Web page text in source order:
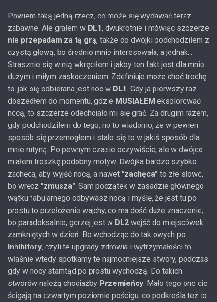
Powiem taką jedną rzecz, co może się wydawać teraz
zabawne. Ale grałem w DL1, dwukrotnie i mówiąc szczerze
nie przepadam za tą grą, także do dwójki podchodziłem z
czystą głową, bo średnio mnie interesowała, a jednak...
Strasznie się w nią wkręciłem i jakby ten fakt jest dla mnie
dużym i miłym zaskoczeniem. Zdefiniuje może choć trochę
to, jak się odbierana jest noc w DL1. Gdy ja pierwszy raz
doszedłem do momentu, gdzie MUSIAŁEM eksplorować
nocą, to szczerze odechciało mi się grać. Za drugim razem,
gdy podchodziłem do tego, no to wiadomo, że w pewien
sposób się przemogłem i stało się to w jakiś sposób dla
mnie rutyną. Po pewnym czasie oczywiście, ale w dwójce
miałem troszkę podobny motyw. Dwójka bardzo szybko
zachęca, aby wyjść nocą, a nawet "zachęca" to złe słowo,
bo wręcz "zmusza". Sam początek w zasadzie głównego
wątku fabularnego odbywasz nocą i myślę, że jest tu po
prostu to przełożenie wajchy, co ma dość duże znaczenie,
bo paradoksalnie, gorzej jest w DL2 wejść do miejscówek
zamkniętych w dzień. Bo wchodząc do tak owych po
Inhibitory, czyli te upgrady zdrowia i wytrzymałości to
właśnie wtedy spotkamy te najmocniejsze stwory, podczas
gdy w nocy stamtąd po prostu wychodzą. Do takich
stworów należą chociażby Przemieńcy. Mało tego one cie
ścigają na czwartym poziomie pościgu, co podkreśla też to